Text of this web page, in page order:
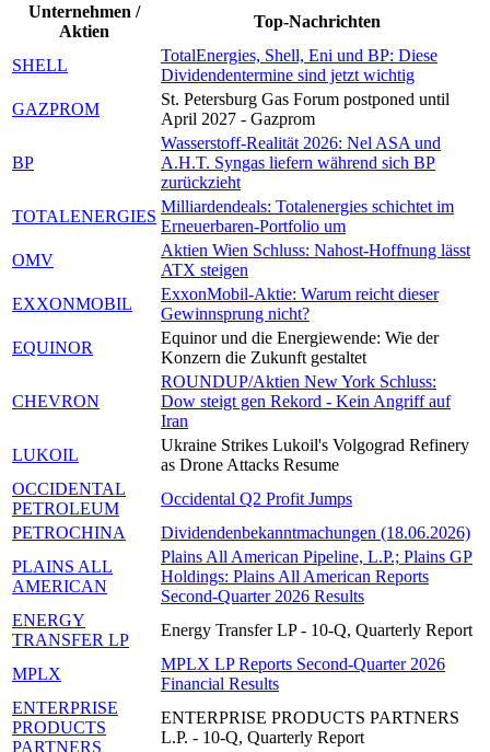
Unternehmen /
Aktien
Top-Nachrichten
SHELL
TotalEnergies, Shell, Eni und BP: Diese
Dividendentermine sind jetzt wichtig
GAZPROM
St. Petersburg Gas Forum postponed until
April 2027 - Gazprom
BP
Wasserstoff-Realität 2026: Nel ASA und
A.H.T. Syngas liefern während sich BP
zurückzieht
TOTALENERGIES
Milliardendeals: Totalenergies schichtet im
Erneuerbaren-Portfolio um
OMV
Aktien Wien Schluss: Nahost-Hoffnung lässt
ATX steigen
EXXONMOBIL
ExxonMobil-Aktie: Warum reicht dieser
Gewinnsprung nicht?
EQUINOR
Equinor und die Energiewende: Wie der
Konzern die Zukunft gestaltet
CHEVRON
ROUNDUP/Aktien New York Schluss:
Dow steigt gen Rekord - Kein Angriff auf
Iran
LUKOIL
Ukraine Strikes Lukoil's Volgograd Refinery
as Drone Attacks Resume
OCCIDENTAL
PETROLEUM
Occidental Q2 Profit Jumps
PETROCHINA
Dividendenbekanntmachungen (18.06.2026)
PLAINS ALL
AMERICAN
Plains All American Pipeline, L.P.; Plains GP
Holdings: Plains All American Reports
Second-Quarter 2026 Results
ENERGY
TRANSFER LP
Energy Transfer LP - 10-Q, Quarterly Report
MPLX
MPLX LP Reports Second-Quarter 2026
Financial Results
ENTERPRISE
PRODUCTS
PARTNERS
ENTERPRISE PRODUCTS PARTNERS
L.P. - 10-Q, Quarterly Report